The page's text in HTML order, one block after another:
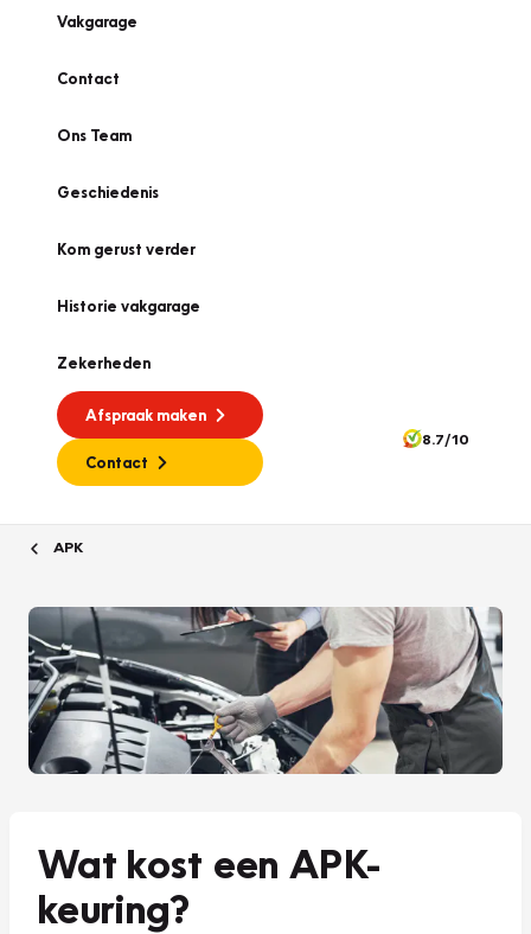
Vakgarage
Contact
Ons Team
Geschiedenis
Kom gerust verder
Historie vakgarage
Zekerheden
Afspraak maken
Contact
8.7/10
APK
Wat kost een APK-
keuring?